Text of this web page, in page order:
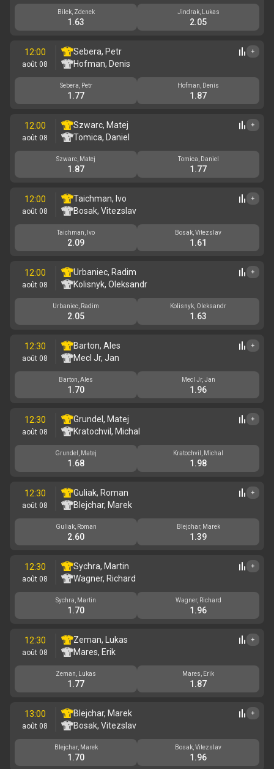
Bilek, Zdenek
1.63
Jindrak, Lukas
2.05
12:00
août 08
Sebera, Petr
Hofman, Denis
+
Sebera, Petr
1.77
Hofman, Denis
1.87
12:00
août 08
Szwarc, Matej
Tomica, Daniel
+
Szwarc, Matej
1.87
Tomica, Daniel
1.77
12:00
août 08
Taichman, Ivo
Bosak, Vitezslav
+
Taichman, Ivo
2.09
Bosak, Vitezslav
1.61
12:00
août 08
Urbaniec, Radim
Kolisnyk, Oleksandr
+
Urbaniec, Radim
2.05
Kolisnyk, Oleksandr
1.63
12:30
août 08
Barton, Ales
Mecl Jr, Jan
+
Barton, Ales
1.70
Mecl Jr, Jan
1.96
12:30
août 08
Grundel, Matej
Kratochvil, Michal
+
Grundel, Matej
1.68
Kratochvil, Michal
1.98
12:30
août 08
Guliak, Roman
Blejchar, Marek
+
Guliak, Roman
2.60
Blejchar, Marek
1.39
12:30
août 08
Sychra, Martin
Wagner, Richard
+
Sychra, Martin
1.70
Wagner, Richard
1.96
12:30
août 08
Zeman, Lukas
Mares, Erik
+
Zeman, Lukas
1.77
Mares, Erik
1.87
13:00
août 08
Blejchar, Marek
Bosak, Vitezslav
+
Blejchar, Marek
1.70
Bosak, Vitezslav
1.96